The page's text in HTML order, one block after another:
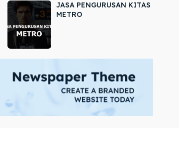
JASA PENGURUSAN KITAS
METRO